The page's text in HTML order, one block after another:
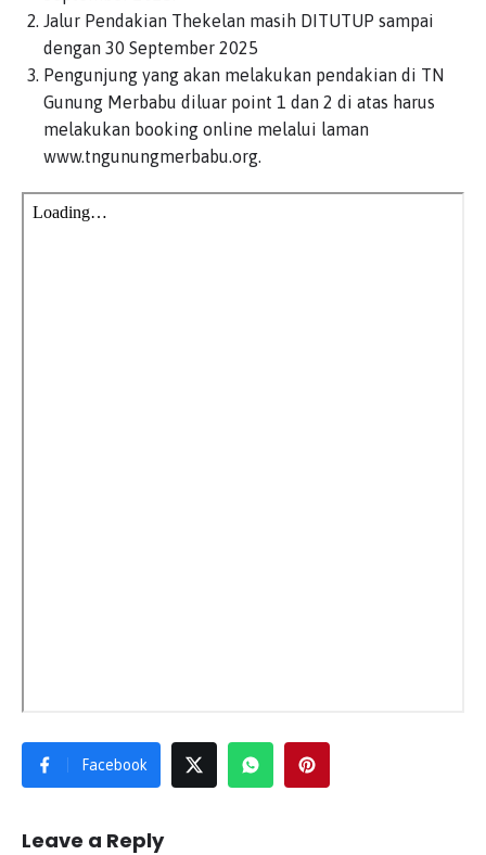
Jalur Pendakian Thekelan masih DITUTUP sampai
dengan 30 September 2025
Pengunjung yang akan melakukan pendakian di TN
Gunung Merbabu diluar point 1 dan 2 di atas harus
melakukan booking online melalui laman
www.tngunungmerbabu.org.
Facebook
Leave a Reply